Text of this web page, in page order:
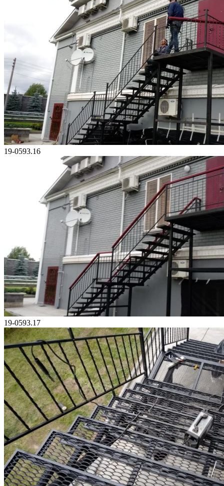
19-0593.16
19-0593.17